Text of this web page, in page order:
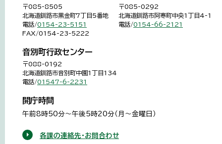
〒085-8505
北海道釧路市黒金町7丁目5番地
電話/0154-23-5151
FAX/0154-23-5222
〒085-0292
北海道釧路市阿寒町中央1丁目4-1
電話/0154-66-2121
音別町行政センター
〒088-0192
北海道釧路市音別町中園1丁目134
電話/01547-6-2231
開庁時間
午前8時50分～午後5時20分（月～金曜日）
各課の連絡先・お問合わせ